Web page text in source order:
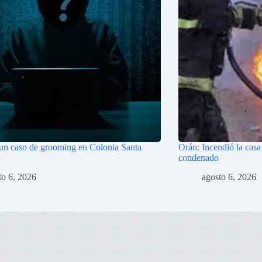
caso de grooming en Colonia Santa
6, 2026
Orán: Incendió la
condenado
agosto 6, 2026